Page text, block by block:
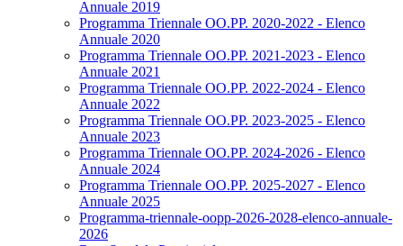
Annuale 2019
Programma Triennale OO.PP. 2020-2022 - Elenco
Annuale 2020
Programma Triennale OO.PP. 2021-2023 - Elenco
Annuale 2021
Programma Triennale OO.PP. 2022-2024 - Elenco
Annuale 2022
Programma Triennale OO.PP. 2023-2025 - Elenco
Annuale 2023
Programma Triennale OO.PP. 2024-2026 - Elenco
Annuale 2024
Programma Triennale OO.PP. 2025-2027 - Elenco
Annuale 2025
Programma-triennale-oopp-2026-2028-elenco-annuale-
2026